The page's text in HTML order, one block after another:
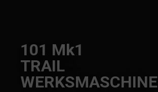
101 Mk1
TRAIL
WERKSMASCHINE